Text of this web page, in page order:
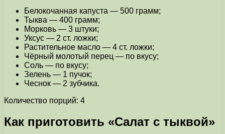
Белокочанная капуста — 500 грамм;
Тыква — 400 грамм;
Морковь — 3 штуки;
Уксус — 2 ст. ложки;
Растительное масло — 4 ст. ложки;
Чёрный молотый перец — по вкусу;
Соль — по вкусу;
Зелень — 1 пучок;
Чеснок — 2 зубчика.
Количество порций: 4
Как приготовить «Cалат с тыквой»